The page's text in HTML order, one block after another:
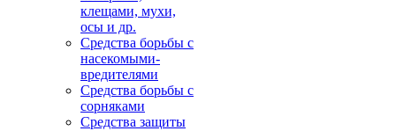
клещами, мухи,
осы и др.
Средства борьбы с
насекомыми-
вредителями
Средства борьбы с
сорняками
Средства защиты